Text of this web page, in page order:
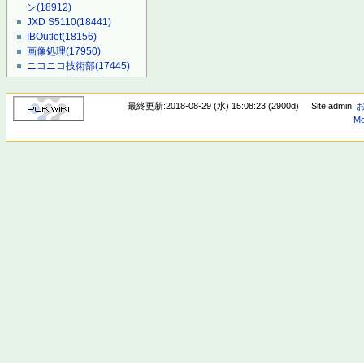
ン(18912)
JXD S5110(18441)
IBOutlet(18156)
画像処理(17950)
ニコニコ技術部(17445)
最終更新:2018-08-29 (水) 15:08:23 (2900d) Site admin: